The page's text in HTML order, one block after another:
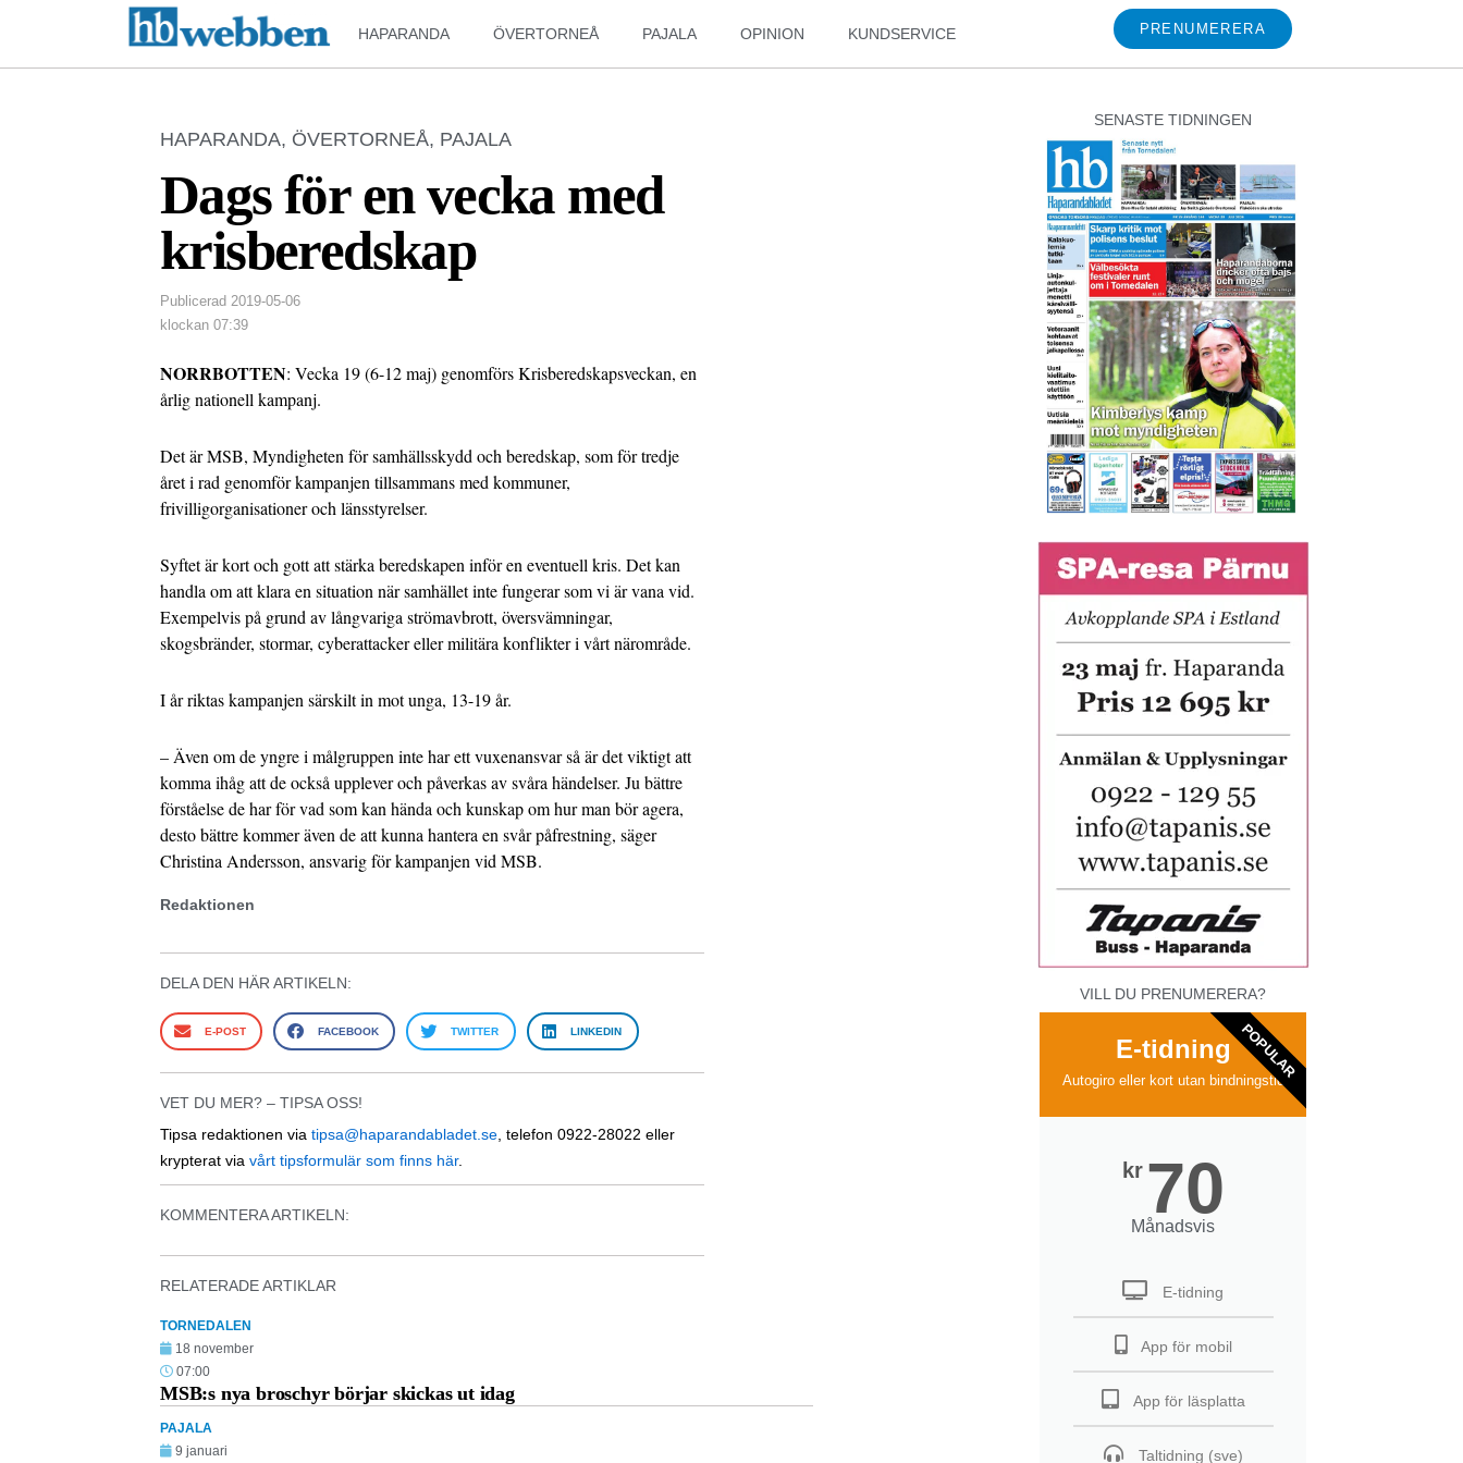
HAPARANDA ÖVERTORNEÅ PAJALA OPINION KUNDSERVICE PRENUMERERA
HAPARANDA, ÖVERTORNEÅ, PAJALA
Dags för en vecka med
krisberedskap
Publicerad 2019-05-06
klockan 07:39
NORRBOTTEN: Vecka 19 (6-12 maj) genomförs Krisberedskapsveckan, en
årlig nationell kampanj.
Det är MSB, Myndigheten för samhällsskydd och beredskap, som för tredje
året i rad genomför kampanjen tillsammans med kommuner,
frivilligorganisationer och länsstyrelser.
Syftet är kort och gott att stärka beredskapen inför en eventuell kris. Det kan
handla om att klara en situation när samhället inte fungerar som vi är vana vid.
Exempelvis på grund av långvariga strömavbrott, översvämningar,
skogsbränder, stormar, cyberattacker eller militära konflikter i vårt närområde.
I år riktas kampanjen särskilt in mot unga, 13-19 år.
– Även om de yngre i målgruppen inte har ett vuxenansvar så är det viktigt att
komma ihåg att de också upplever och påverkas av svåra händelser. Ju bättre
förståelse de har för vad som kan hända och kunskap om hur man bör agera,
desto bättre kommer även de att kunna hantera en svår påfrestning, säger
Christina Andersson, ansvarig för kampanjen vid MSB.
Redaktionen
DELA DEN HÄR ARTIKELN:
E-POST FACEBOOK TWITTER LINKEDIN
VET DU MER? – TIPSA OSS!
Tipsa redaktionen via tipsa@haparandabladet.se , telefon 0922-28022 eller
krypterat via vårt tipsformulär som finns här.
KOMMENTERA ARTIKELN:
RELATERADE ARTIKLAR
TORNEDALEN
18 november
07:00
MSB:s nya broschyr börjar skickas ut idag
PAJALA
9 januari
SENASTE TIDNINGEN
VILL DU PRENUMERERA?
E-tidning
Autogiro eller kort utan bindningstid
kr 70
Månadsvis
E-tidning
App för mobil
App för läsplatta
Taltidning (sve)
POPULAR